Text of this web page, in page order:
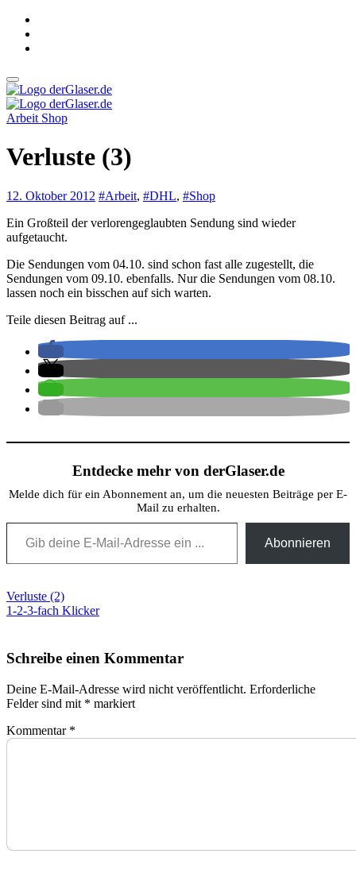
Zum
Inhalt
springen
derGlaser.de
Mein Leben mit Frau, zwei Kindern und Katze
Arbeit Shop
Verluste (3)
12. Oktober 2012 #Arbeit, #DHL, #Shop
Ein Großteil der verlorengeglaubten Sendung sind wieder
aufgetaucht.
Die Sendungen vom 04.10. sind schon fast alle zugestellt, die
Sendungen vom 09.10. ebenfalls. Nur die Sendungen vom 08.10.
lassen noch ein bisschen auf sich warten.
Teile diesen Beitrag auf ...
Entdecke mehr von derGlaser.de
Melde dich für ein Abonnement an, um die neuesten Beiträge per E-
Mail zu erhalten.
Gib deine E-Mail-Adresse ein ...
Abonnieren
Beitragsnavigation
Verluste (2)
1-2-3-fach Klicker
Schreibe einen Kommentar
Deine E-Mail-Adresse wird nicht veröffentlicht. Erforderliche
Felder sind mit * markiert
Kommentar *